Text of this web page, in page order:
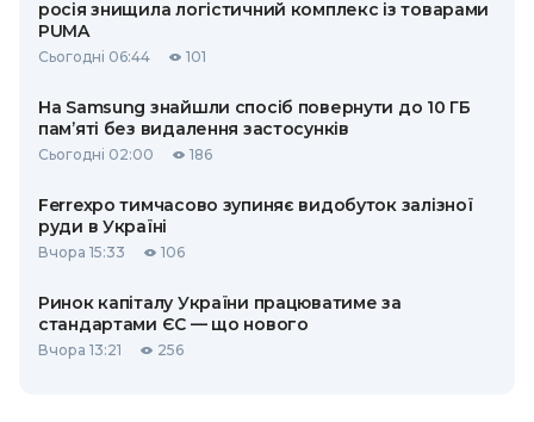
росія знищила логістичний комплекс із товарами
PUMA
Сьогодні 06:44 101
На Samsung знайшли спосіб повернути до 10 ГБ
пам’яті без видалення застосунків
Сьогодні 02:00 186
Ferrexpo тимчасово зупиняє видобуток залізної
руди в Україні
Вчора 15:33 106
Ринок капіталу України працюватиме за
стандартами ЄС — що нового
Вчора 13:21 256